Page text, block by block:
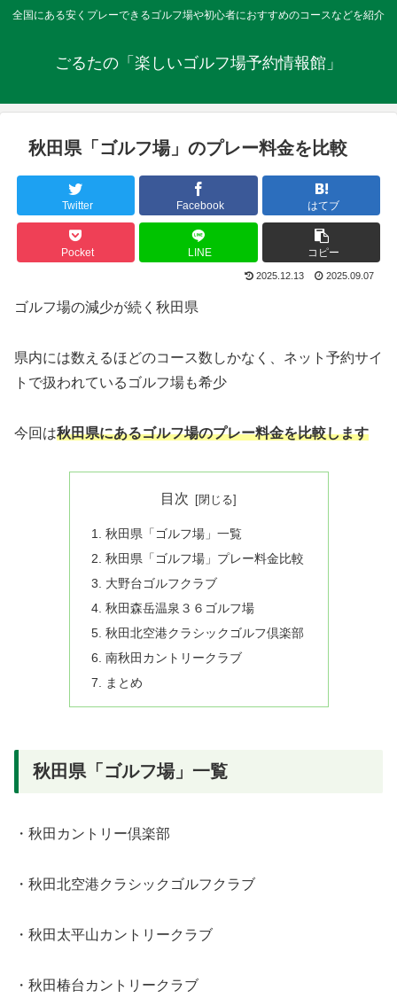
全国にある安くプレーできるゴルフ場や初心者におすすめのコースなどを紹介
ごるたの「楽しいゴルフ場予約情報館」
秋田県「ゴルフ場」のプレー料金を比較
Twitter Facebook はてブ
Pocket LINE コピー
2025.12.13 2025.09.07
ゴルフ場の減少が続く秋田県
県内には数えるほどのコース数しかなく、ネット予約サイ
トで扱われているゴルフ場も希少
今回は秋田県にあるゴルフ場のプレー料金を比較します
目次
秋田県「ゴルフ場」一覧
秋田県「ゴルフ場」プレー料金比較
大野台ゴルフクラブ
秋田森岳温泉３６ゴルフ場
秋田北空港クラシックゴルフ倶楽部
南秋田カントリークラブ
まとめ
秋田県「ゴルフ場」一覧
・秋田カントリー倶楽部
・秋田北空港クラシックゴルフクラブ
・秋田太平山カントリークラブ
・秋田椿台カントリークラブ